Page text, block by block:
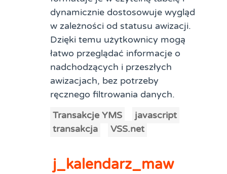
dynamicznie dostosowuje wygląd
w zależności od statusu awizacji.
Dzięki temu użytkownicy mogą
łatwo przeglądać informacje o
nadchodzących i przeszłych
awizacjach, bez potrzeby
ręcznego filtrowania danych.
Transakcje YMS
javascript
transakcja
VSS.net
j_kalendarz_maw